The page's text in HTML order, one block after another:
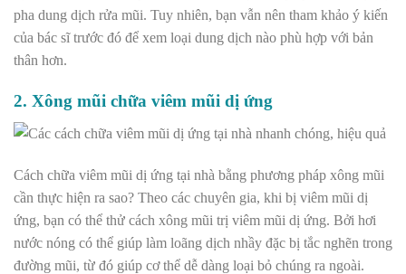
pha dung dịch rửa mũi. Tuy nhiên, bạn vẫn nên tham khảo ý kiến
của bác sĩ trước đó để xem loại dung dịch nào phù hợp với bản
thân hơn.
2. Xông mũi chữa viêm mũi dị ứng
Cách chữa viêm mũi dị ứng tại nhà bằng phương pháp xông mũi
cần thực hiện ra sao? Theo các chuyên gia, khi bị viêm mũi dị
ứng, bạn có thể thử cách xông mũi trị viêm mũi dị ứng. Bởi hơi
nước nóng có thể giúp làm loãng dịch nhầy đặc bị tắc nghẽn trong
đường mũi, từ đó giúp cơ thể dễ dàng loại bỏ chúng ra ngoài.